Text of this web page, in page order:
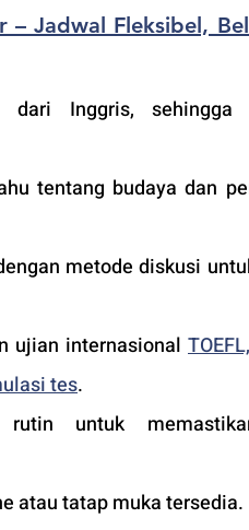
– Jadwal Fleksibel,
Inggris, sehingga
tentang budaya dan
metode diskusi
ujian internasional
tes.
rutin untuk
atau tatap muka tersedia.